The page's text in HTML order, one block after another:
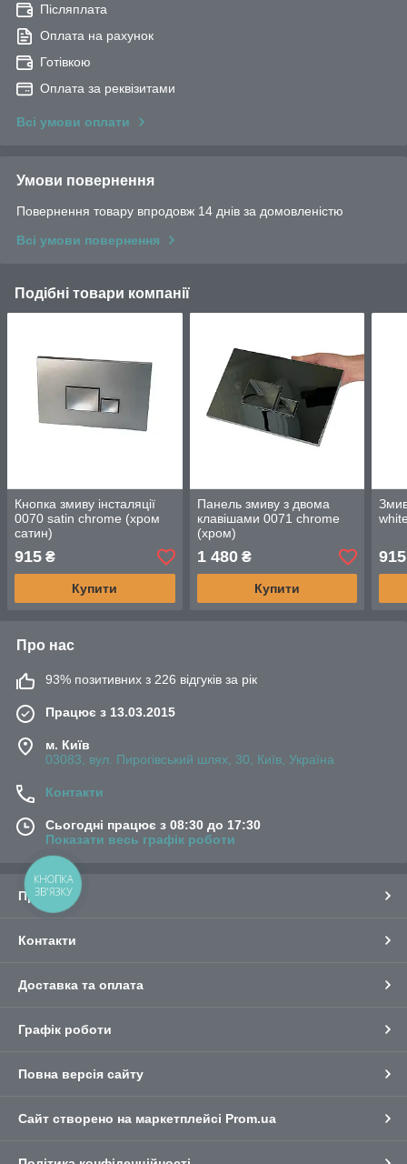
Післяплата
Оплата на рахунок
Готівкою
Оплата за реквізитами
Всі умови оплати
Умови повернення
Повернення товару впродовж 14 днів за домовленістю
Всі умови повернення
Подібні товари компанії
Кнопка змиву інсталяції
0070 satin chrome (хром
сатин)
915 ₴
Купити
Панель змиву з двома
клавішами 0071 chrome
(хром)
1 480₴
Купити
915
Про нас
93% позитивних з 226 відгуків за рік
Працює з 13.03.2015
м. Київ
03083, вул. Пирогівський шлях, 30, Київ, Україна
Контакти
Сьогодні працює з 08:30 до 17:30
Показати весь графік роботи
Про нас
Контакти
Доставка та оплата
Графік роботи
Повна версія сайту
Сайт створено на маркетплейсі Prom.ua
КНОПКА
ЗВ'ЯЗКУ